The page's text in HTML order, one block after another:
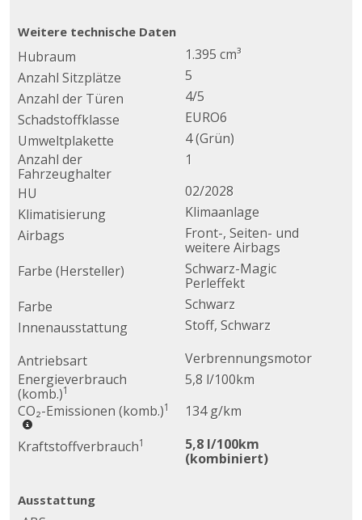
Weitere technische Daten
Hubraum
1.395 cm³
Anzahl Sitzplätze
5
Anzahl der Türen
4/5
Schadstoffklasse
EURO6
Umweltplakette
4 (Grün)
Anzahl der
Fahrzeughalter
1
HU
02/2028
Klimatisierung
Klimaanlage
Airbags
Front-, Seiten- und
weitere Airbags
Farbe (Hersteller)
Schwarz-Magic
Perleffekt
Farbe
Schwarz
Innenausstattung
Stoff, Schwarz
Antriebsart
Verbrennungsmotor
Energieverbrauch
(komb.)1
5,8 l/100km
CO₂-Emissionen (komb.)1
134 g/km
Kraftstoffverbrauch1
5,8 l/100km
(kombiniert)
Ausstattung